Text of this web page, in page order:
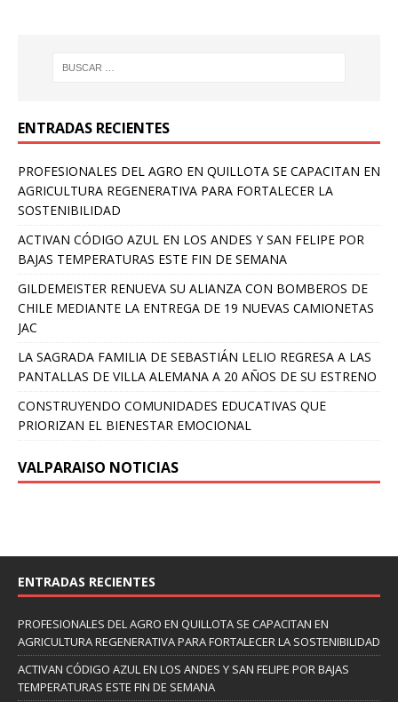
ENTRADAS RECIENTES
PROFESIONALES DEL AGRO EN QUILLOTA SE CAPACITAN EN
AGRICULTURA REGENERATIVA PARA FORTALECER LA
SOSTENIBILIDAD
ACTIVAN CÓDIGO AZUL EN LOS ANDES Y SAN FELIPE POR
BAJAS TEMPERATURAS ESTE FIN DE SEMANA
GILDEMEISTER RENUEVA SU ALIANZA CON BOMBEROS DE
CHILE MEDIANTE LA ENTREGA DE 19 NUEVAS CAMIONETAS
JAC
LA SAGRADA FAMILIA DE SEBASTIÁN LELIO REGRESA A LAS
PANTALLAS DE VILLA ALEMANA A 20 AÑOS DE SU ESTRENO
CONSTRUYENDO COMUNIDADES EDUCATIVAS QUE
PRIORIZAN EL BIENESTAR EMOCIONAL
VALPARAISO NOTICIAS
ENTRADAS RECIENTES
PROFESIONALES DEL AGRO EN QUILLOTA SE CAPACITAN EN
AGRICULTURA REGENERATIVA PARA FORTALECER LA SOSTENIBILIDAD
ACTIVAN CÓDIGO AZUL EN LOS ANDES Y SAN FELIPE POR BAJAS
TEMPERATURAS ESTE FIN DE SEMANA